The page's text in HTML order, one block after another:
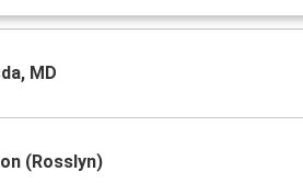
MD
(Rosslyn)